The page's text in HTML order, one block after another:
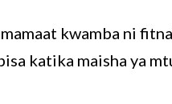
kwamba ni
katika maisha ya